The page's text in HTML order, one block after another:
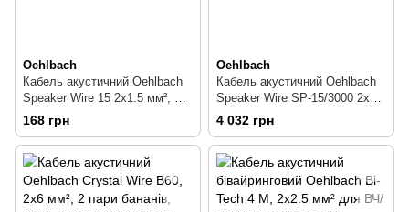
Oehlbach
Кабель акустичний Oehlbach
Speaker Wire 15 2х1.5 мм², до
150/110 Вт, чорний
168 грн
Oehlbach
Кабель акустичний Oehlbach
Speaker Wire SP-15/3000 2х1.5
мм², OFC, бухта 30 м
4 032 грн